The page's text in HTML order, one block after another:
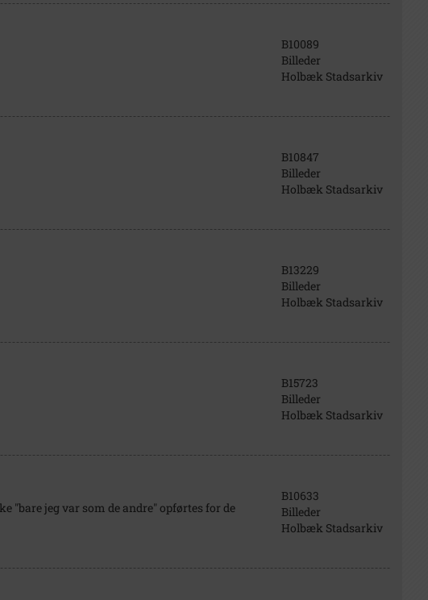
B10089
Billeder
Holbæk Stadsarkiv
B10847
Billeder
Holbæk Stadsarkiv
B13229
Billeder
Holbæk Stadsarkiv
B15723
Billeder
Holbæk Stadsarkiv
"bare jeg var som de andre" opførtes for de
B10633
Billeder
Holbæk Stadsarkiv